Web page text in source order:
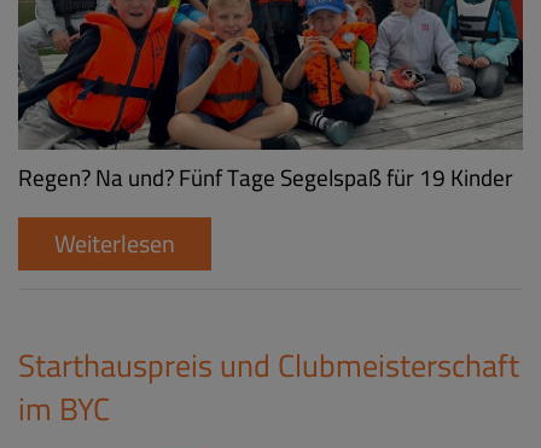
Regen? Na und? Fünf Tage Segelspaß für 19 Kinder
Weiterlesen
Starthauspreis und Clubmeisterschaft
im BYC